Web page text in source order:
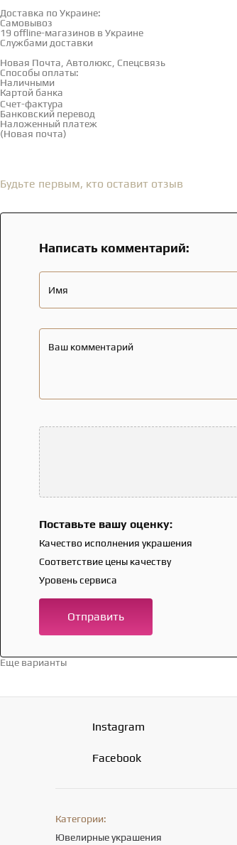
Доставка по Украине:
Самовывоз
19 offline-магазинов в Украине
Службами доставки
Новая Почта, Автолюкс, Спецсвязь
Способы оплаты:
Наличными
Картой банка
Счет-фактура
Банковский перевод
Наложенный платеж
(Новая почта)
Будьте первым, кто оставит отзыв
Написать комментарий:
Имя
Ваш комментарий
Поставьте вашу оценку:
Качество исполнения украшения
Соответствие цены качеству
Уровень сервиса
Отправить
Еще варианты
Instagram
Facebook
Категории:
Ювелирные украшения